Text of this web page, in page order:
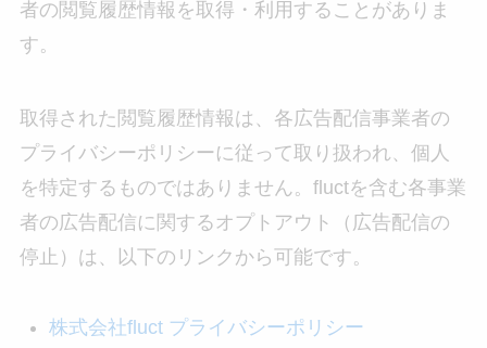
者の閲覧履歴情報を取得・利用することがありま
す。
取得された閲覧履歴情報は、各広告配信事業者の
プライバシーポリシーに従って取り扱われ、個人
を特定するものではありません。fluctを含む各事業
者の広告配信に関するオプトアウト（広告配信の
停止）は、以下のリンクから可能です。
株式会社fluct プライバシーポリシー